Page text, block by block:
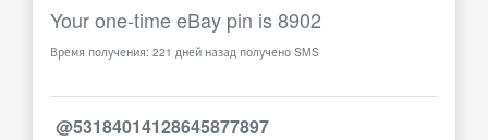
Your one-time eBay pin is 8902
Время получения: 221 дней назад получено SMS
@53184014128645877897